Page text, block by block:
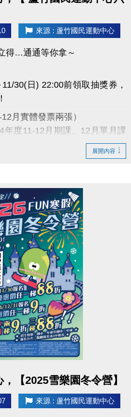
來源 : 蘆竹國民運動中心
得…通通等你拿～
30(日) 22:00前領取抽獎券，
月實體發票兩張）
年度11-12月期課、12月單月課
購買優待券、月會員卡、季會員
單筆總金額超過$800。(泳裝販
費不參與此活動)
（逾期視同放棄）
更有機會拿到好禮
動起來，把好禮帶回家！
六週年慶 #運動最有禮 #好禮活
展開內容
【2025雪樂園冬令營】
來源 : 蘆竹國民運動中心